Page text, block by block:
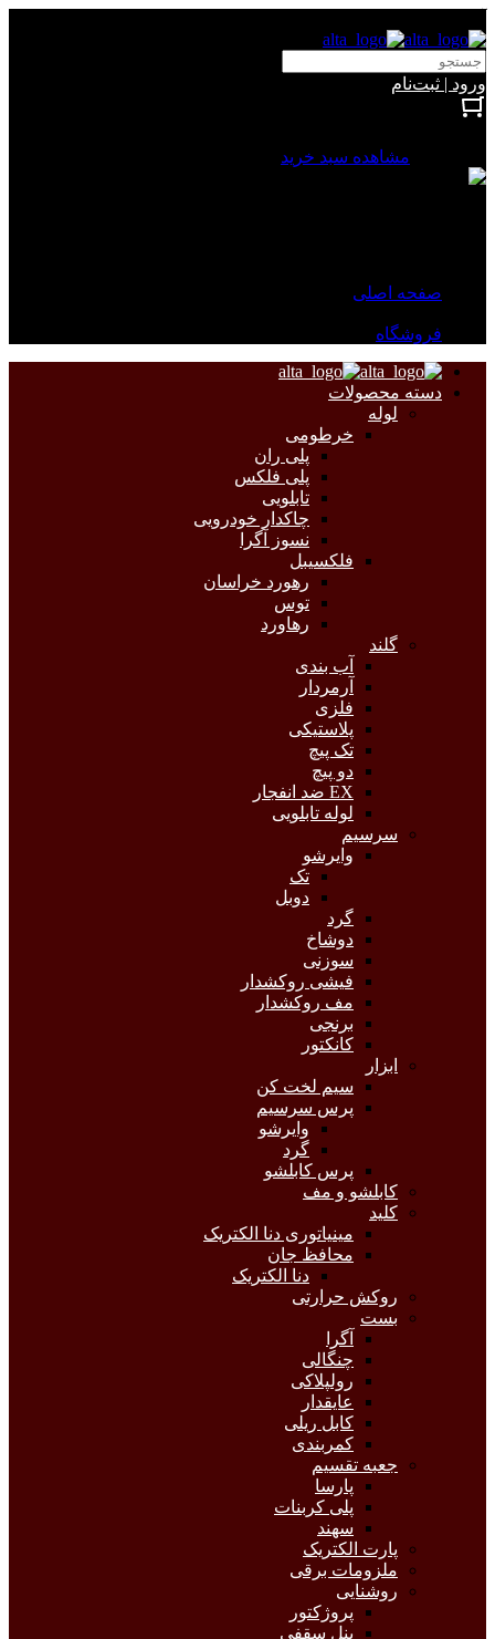
ورود | ثبت‌نام
مشاهده سبد خرید
صفحه اصلی
فروشگاه
دسته محصولات
لوله
خرطومی
پلی ران
پلی فلکس
تابلویی
چاکدار خودرویی
نسوز آگرا
فلکسیبل
رهورد خراسان
توس
رهاورد
گلند
آب بندی
آرمردار
فلزی
پلاستیکی
تک پیچ
دو پیچ
EX ضد انفجار
لوله تابلویی
سرسیم
وایرشو
تک
دوبل
گرد
دوشاخ
سوزنی
فیشی روکشدار
مف روکشدار
برنجی
کانکتور
ابزار
سیم لخت کن
پرس سرسیم
وایرشو
گرد
پرس کابلشو
کابلشو و مف
کلید
مینیاتوری دنا الکتریک
محافظ جان
دنا الکتریک
روکش حرارتی
بست
آگرا
چنگالی
رولپلاکی
عایقدار
کابل ریلی
کمربندی
جعبه تقسیم
پارسا
پلی کربنات
سهند
پارت الکتریک
ملزومات برقی
روشنایی
پروژکتور
پنل سقفی